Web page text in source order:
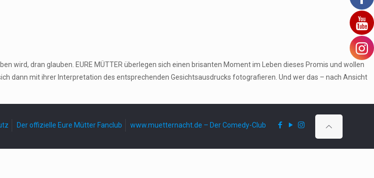
wird, dran glauben. EURE MÜTTER überlegen sich einen brisanten Moment im Leben dieses Promis und wollen
dann mit ihrer Interpretation des entsprechenden Gesichtsausdrucks fotografieren. Und wer das – nach Ansicht
Der offizielle Eure Mütter Fanclub www.muetternacht.de – Der Comedy-Club